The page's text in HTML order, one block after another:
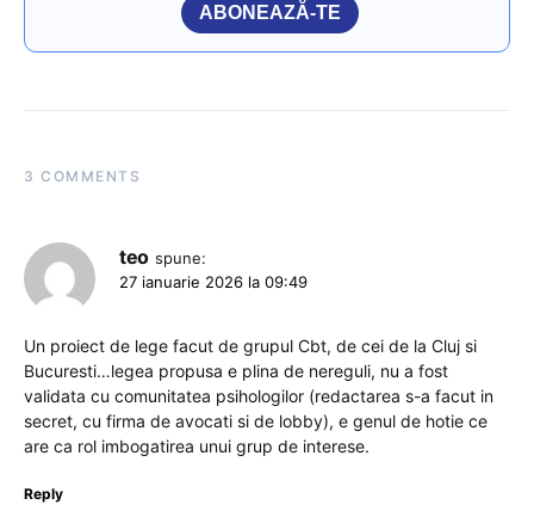
ABONEAZĂ-TE
3 COMMENTS
teo spune:
27 ianuarie 2026 la 09:49
Un proiect de lege facut de grupul Cbt, de cei de la Cluj si
Bucuresti…legea propusa e plina de nereguli, nu a fost
validata cu comunitatea psihologilor (redactarea s-a facut in
secret, cu firma de avocati si de lobby), e genul de hotie ce
are ca rol imbogatirea unui grup de interese.
Reply